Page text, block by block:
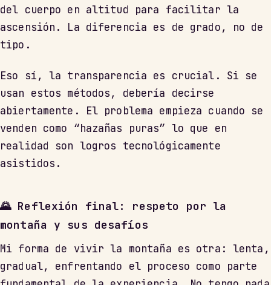
del cuerpo en altitud para facilitar la
ascensión. La diferencia es de grado, no de
tipo.
Eso sí, la transparencia es crucial. Si se
usan estos métodos, debería decirse
abiertamente. El problema empieza cuando se
venden como “hazañas puras” lo que en
realidad son logros tecnológicamente
asistidos.
🌄 Reflexión final: respeto por la
montaña y sus desafíos
Mi forma de vivir la montaña es otra: lenta,
gradual, enfrentando el proceso como parte